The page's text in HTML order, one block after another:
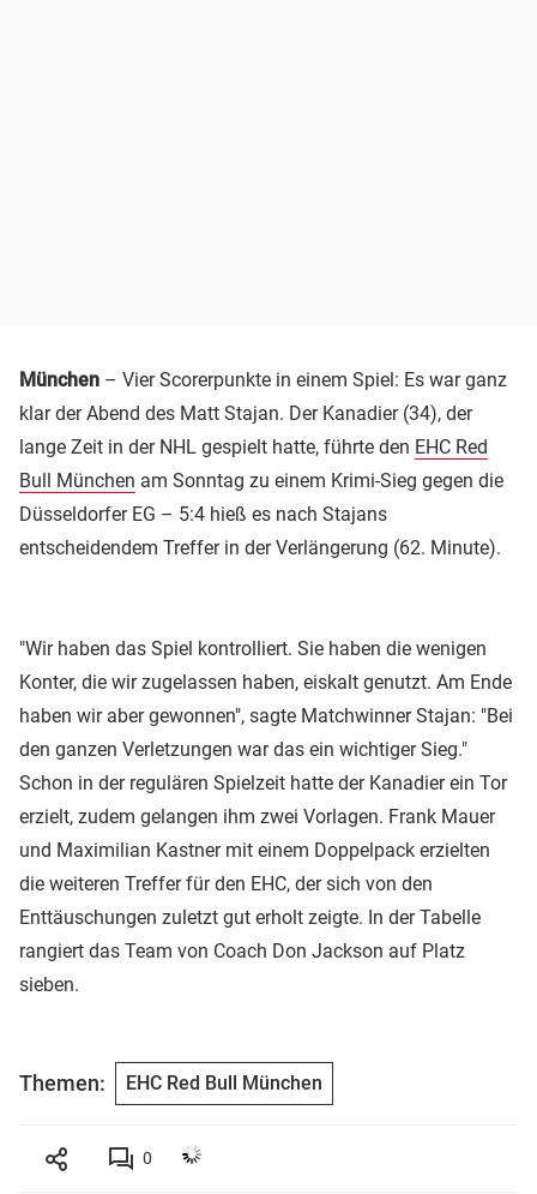
München – Vier Scorerpunkte in einem Spiel: Es war ganz
klar der Abend des Matt Stajan. Der Kanadier (34), der
lange Zeit in der NHL gespielt hatte, führte den EHC Red
Bull München am Sonntag zu einem Krimi-Sieg gegen die
Düsseldorfer EG – 5:4 hieß es nach Stajans
entscheidendem Treffer in der Verlängerung (62. Minute).
"Wir haben das Spiel kontrolliert. Sie haben die wenigen
Konter, die wir zugelassen haben, eiskalt genutzt. Am Ende
haben wir aber gewonnen", sagte Matchwinner Stajan: "Bei
den ganzen Verletzungen war das ein wichtiger Sieg."
Schon in der regulären Spielzeit hatte der Kanadier ein Tor
erzielt, zudem gelangen ihm zwei Vorlagen. Frank Mauer
und Maximilian Kastner mit einem Doppelpack erzielten
die weiteren Treffer für den EHC, der sich von den
Enttäuschungen zuletzt gut erholt zeigte. In der Tabelle
rangiert das Team von Coach Don Jackson auf Platz
sieben.
Themen: EHC Red Bull München
0